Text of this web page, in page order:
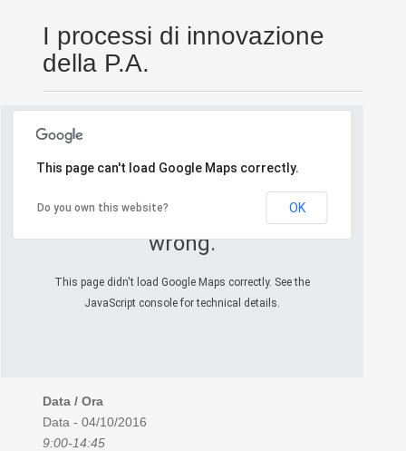
I processi di innovazione
della P.A.
Oops! Something went
wrong.
This page didn't load Google Maps correctly. See the
JavaScript console for technical details.
This page can't load Google Maps correctly.
Do you own this website? OK
Data / Ora
Data - 04/10/2016
9:00-14:45